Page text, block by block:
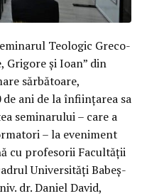
Teologic Greco-
Grigore și Ioan” din
sărbătoare,
ani de la înființarea sa
seminarului – care a
– la eveniment
cu profesorii Facultății
Universități Babeș-
dr. Daniel David,